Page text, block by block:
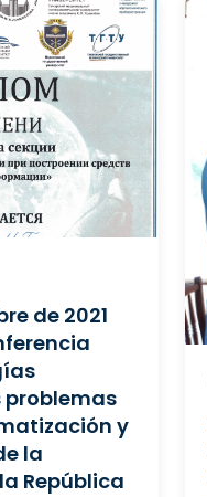
de 2021
problemas
y
la
República